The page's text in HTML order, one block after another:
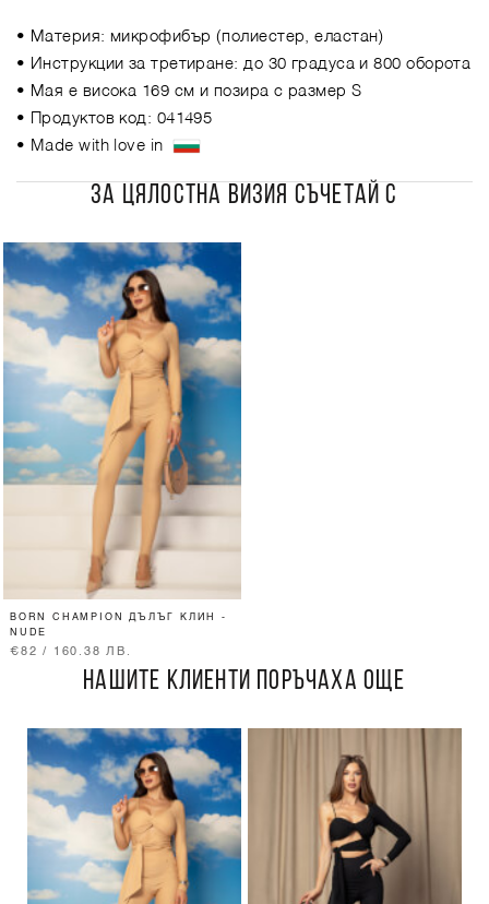
• Материя: микрофибър (полиестер, еластан)
• Инструкции за третиране: до 30 градуса и 800 оборота
• Мая е висока 169 см и позира с размер S
• Продуктов код: 041495
• Made with love in
ЗА ЦЯЛОСТНА ВИЗИЯ СЪЧЕТАЙ С
BORN CHAMPION ДЪЛЪГ КЛИН -
NUDE
€82 / 160.38 ЛВ.
НАШИТЕ КЛИЕНТИ ПОРЪЧАХА ОЩЕ